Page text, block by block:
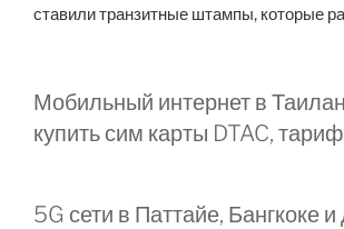
ставили транзитные штампы, которые
Мобильный интернет в
купить сим карты DTAC,
5G сети в Паттайе, Бангкоке и